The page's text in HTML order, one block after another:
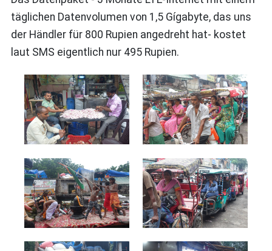
täglichen Datenvolumen von 1,5 Gígabyte, das uns
der Händler für 800 Rupien angedreht hat- kostet
laut SMS eigentlich nur 495 Rupien.